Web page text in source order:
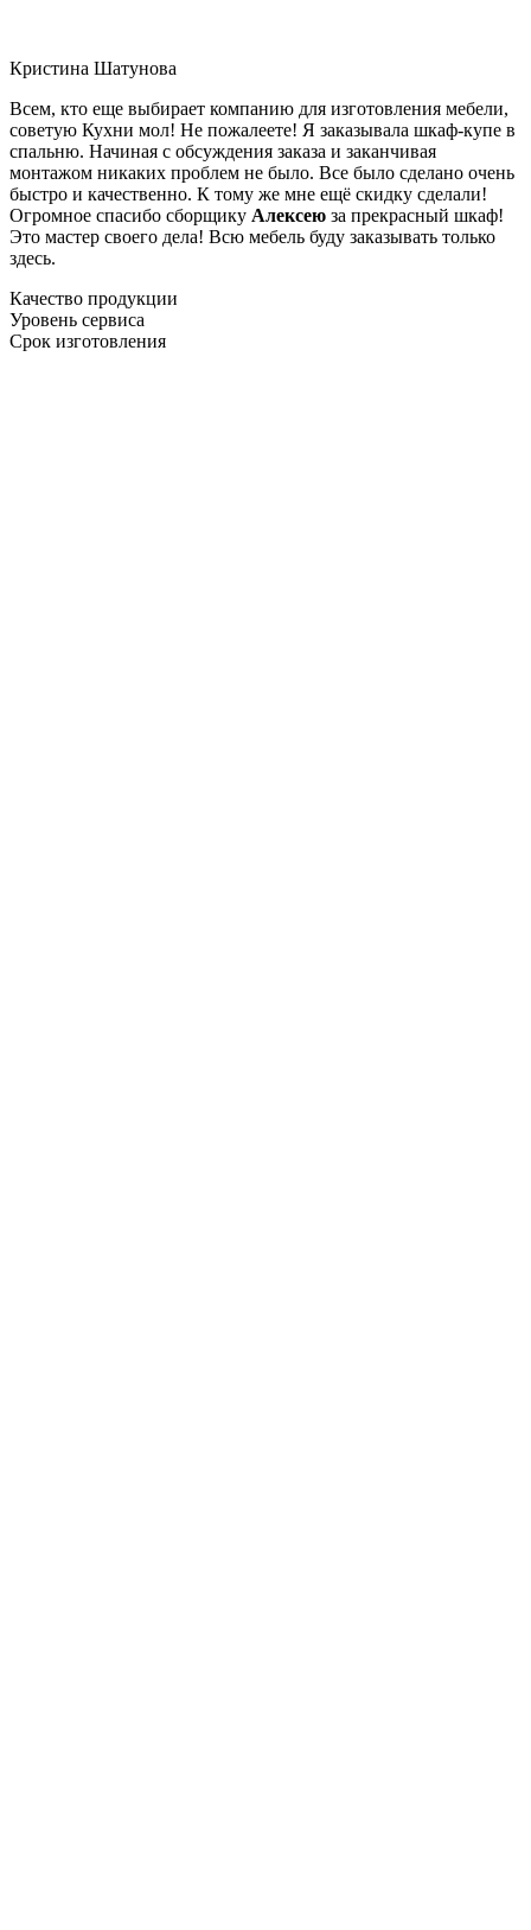
Кристина Шатунова
Всем, кто еще выбирает компанию для изготовления мебели,
советую Кухни мол! Не пожалеете! Я заказывала шкаф-купе в
спальню. Начиная с обсуждения заказа и заканчивая
монтажом никаких проблем не было. Все было сделано очень
быстро и качественно. К тому же мне ещё скидку сделали!
Огромное спасибо сборщику Алексею за прекрасный шкаф!
Это мастер своего дела! Всю мебель буду заказывать только
здесь.
Качество продукции
Уровень сервиса
Срок изготовления